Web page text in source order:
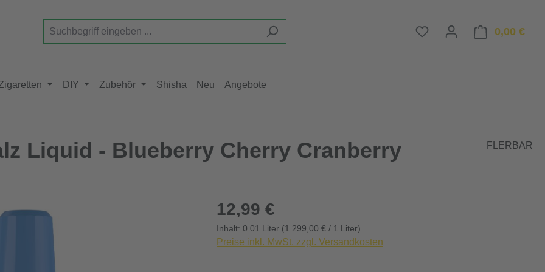
Du hast 0 Produkte auf
0,00 €
DIY Zubehör Shisha Neu Angebote
Liquid - Blueberry Cherry Cranberry FLERBAR
Regulärer Preis:
12,99 €
Inhalt: 0.01 Liter (1.299,00 € / 1 Liter)
Preise inkl. MwSt. zzgl. Versandkosten